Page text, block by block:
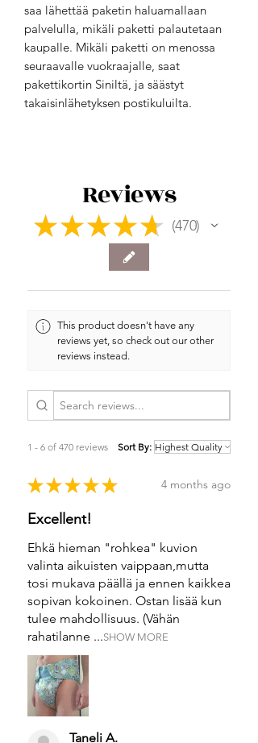
saa lähettää paketin haluamallaan
palvelulla, mikäli paketti palautetaan
kaupalle. Mikäli paketti on menossa
seuraavalle vuokraajalle, saat
pakettikortin Siniltä, ja säästyt
takaisinlähetyksen postikuluilta.
Reviews
★ ★ ★ ★ ★ 470
470
This product doesn't have any
reviews yet, so check out our other
reviews instead.
1 - 6 of 470 reviews Sort By:
★ ★ ★ ★ ★ 4 months ago
Excellent!
Ehkä hieman "rohkea" kuvion
valinta aikuisten vaippaan,mutta
tosi mukava päällä ja ennen kaikkea
sopivan kokoinen. Ostan lisää kun
tulee mahdollisuus. (Vähän
rahatilanne ...SHOW MORE
Taneli A.